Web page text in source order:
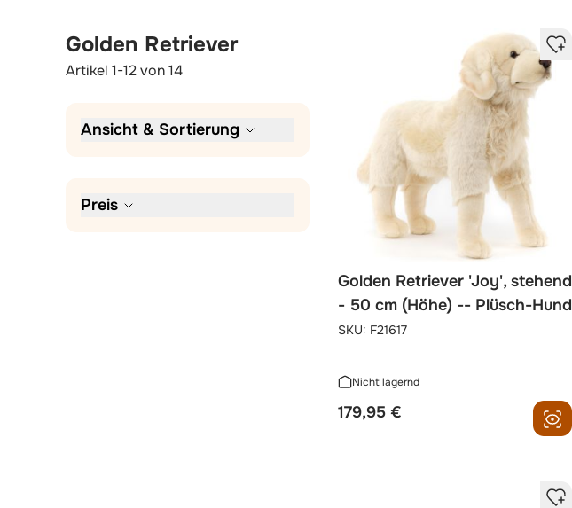
Ansicht & Sortierung
Preis
Golden Retriever
Artikel 1-12von14
Golden Retriever 'Joy', stehend
- 50 cm (Höhe) -- Plüsch-Hund
SKU: F21617
179,95 €
Nicht lagernd